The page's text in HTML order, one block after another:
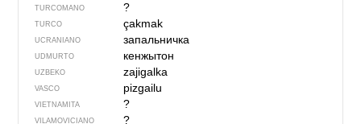
TURCOMANO ?
TURCO çakmak
UCRANIANO запальничка
UDMURTO кенжытон
UZBEKO zajigalka
VASCO pizgailu
VIETNAMITA ?
VILAMOVICIANO ?